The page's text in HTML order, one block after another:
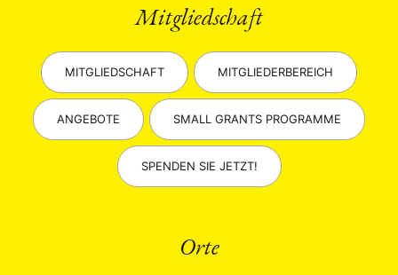
Mitgliedschaft
MITGLIEDSCHAFT MITGLIEDERBEREICH
ANGEBOTE SMALL GRANTS PROGRAMME
SPENDEN SIE JETZT!
Orte